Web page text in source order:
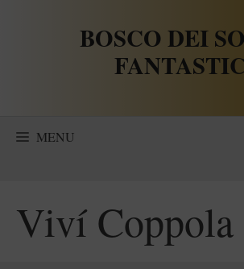
BOSCO DEI
MENU
Viví Coppola